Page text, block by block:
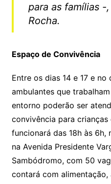
para as famílias
Rocha.
Espaço de Convivência
Entre os dias 14 e 17 e no
ambulantes que
entorno poderão ser
convivência para crianças
funcionará das 18h às 6h,
na Avenida Presidente
Sambódromo, com 50
contará com